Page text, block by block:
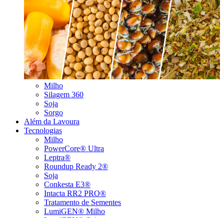
Milho
Silagem 360
Soja
Sorgo
Além da Lavoura
Tecnologias
Milho
PowerCore® Ultra
Leptra®
Roundup Ready 2®
Soja
Conkesta E3®
Intacta RR2 PRO®
Tratamento de Sementes
LumiGEN® Milho